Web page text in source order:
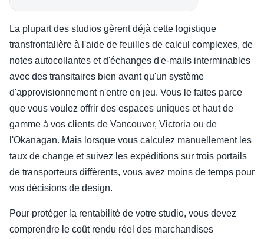
La plupart des studios gèrent déjà cette logistique
transfrontalière à l'aide de feuilles de calcul complexes, de
notes autocollantes et d'échanges d'e-mails interminables
avec des transitaires bien avant qu'un système
d'approvisionnement n'entre en jeu. Vous le faites parce
que vous voulez offrir des espaces uniques et haut de
gamme à vos clients de Vancouver, Victoria ou de
l'Okanagan. Mais lorsque vous calculez manuellement les
taux de change et suivez les expéditions sur trois portails
de transporteurs différents, vous avez moins de temps pour
vos décisions de design.
Pour protéger la rentabilité de votre studio, vous devez
comprendre le coût rendu réel des marchandises